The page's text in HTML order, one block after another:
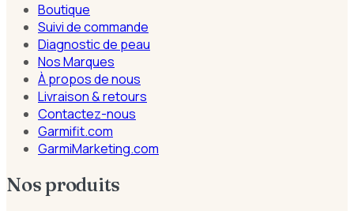
Boutique
Suivi de commande
Diagnostic de peau
Nos Marques
À propos de nous
Livraison & retours
Contactez-nous
Garmifit.com
GarmiMarketing.com
Nos produits